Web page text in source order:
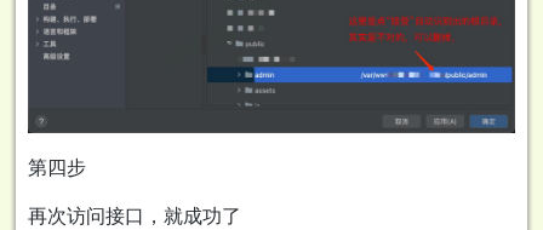
第四步
再次访问接口，就成功了